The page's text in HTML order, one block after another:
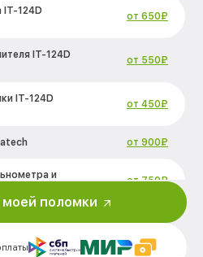
IT-124D
от 650₽
IT-124D
от 550₽
IT-124D
от 450₽
от 900₽
и
от 750₽
от 750₽
моей поломки